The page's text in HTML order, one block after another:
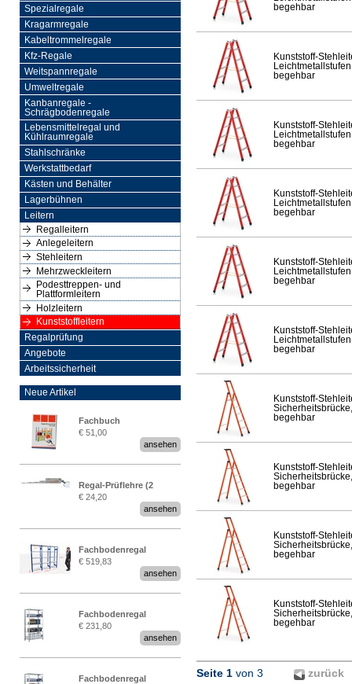
Spezialregale
Kragarmregale
Kabeltrommelregale
Kfz-Regale
Weitspannregale
Umweltregale
Kanbanregale -
Schrägbodenregale
Lebensmittelregal und
Kühlraumregale
Stahlschränke
Werkstattbedarf
Kästen und Behälter
Lagerbühnen
Leitern
Regalleitern
Anlegeleitern
Stehleitern
Mehrzweckleitern
Podesttreppen- und
Plattformleitern
Holzleitern
Kunststoffleitern
Regalprüfung
Angebote
Arbeitssicherheit
Neue Artikel
Fachbuch
„Regalprüfung nach DIN
€ 51,00
ansehen
Regal-Prüflehre (2
Stück)
€ 24,20
ansehen
Fachbodenregal
Stecksystem MultiPlus
2,25 Meter breit
€ 519,83
ansehen
Fachbodenregal
Stecksystem MultiPlus
€ 231,80
ansehen
Fachbodenregal
begehbar
Kunststoff-
begehbar
Kunststoff-
begehbar
Kunststoff-
begehbar
Kunststoff-
begehbar
Kunststoff-
begehbar
Kunststoff-
begehbar
Kunststoff-
begehbar
Kunststoff-
begehbar
Kunststoff-
begehbar
Seite 1 von 3 zurück